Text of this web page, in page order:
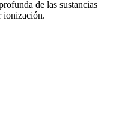
de las sustancias
ionización.